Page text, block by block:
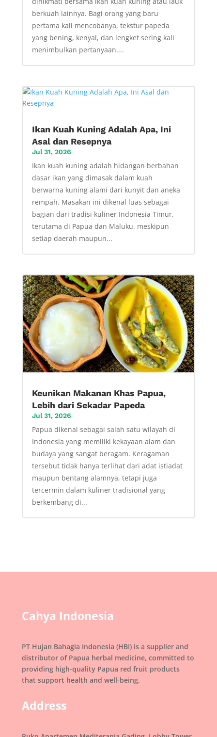
berkuah lainnya. Bagi orang yang baru
pertama kali mencobanya, tekstur papeda
yang bening, kenyal, dan lengket sering kali
menimbulkan pertanyaan....
Ikan Kuah Kuning Adalah Apa, Ini
Asal dan Resepnya
Jul 31, 2026
Ikan kuah kuning adalah hidangan berbahan
dasar ikan yang dimasak dalam kuah
berwarna kuning alami dari kunyit dan aneka
rempah. Masakan ini dikenal luas sebagai
bagian dari tradisi kuliner Indonesia Timur,
terutama di Papua dan Maluku, meskipun
setiap daerah maupun...
Keunikan Makanan Khas Papua,
Lebih dari Sekadar Papeda
Jul 31, 2026
Papua dikenal sebagai salah satu wilayah di
Indonesia yang memiliki kekayaan alam dan
budaya yang sangat beragam. Keragaman
tersebut tidak hanya terlihat dari adat istiadat
maupun bentang alamnya, tetapi juga
tercermin dalam kuliner tradisional yang
berkembang di...
Cahya Indonesia
PT Hujan Bahagia Indonesia (HBI) is a supplier and
distributor of Papua herbal medicine, committed to
providing high-quality Papua red fruit products
that support health and well-being.
Address